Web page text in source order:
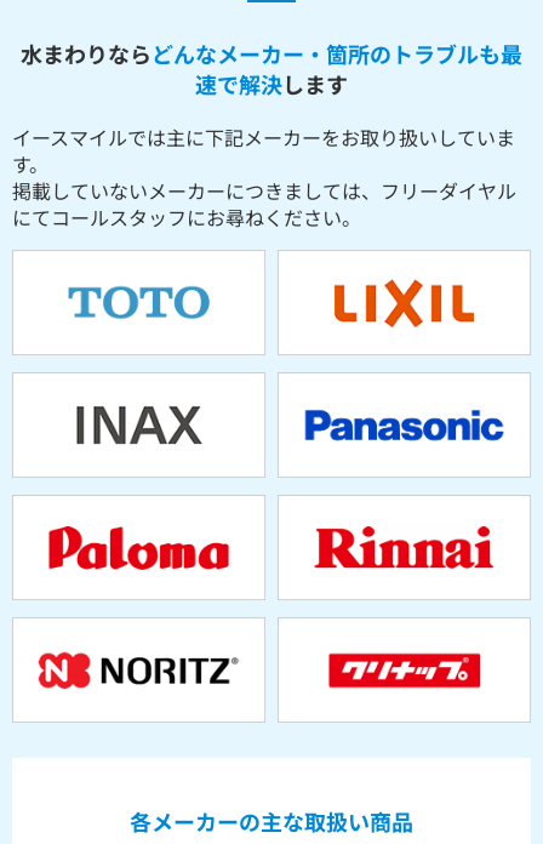
水まわりならどんなメーカー・箇所のトラブルも最
速で解決します
イースマイルでは主に下記メーカーをお取り扱いしていま
す。
掲載していないメーカーにつきましては、フリーダイヤル
にてコールスタッフにお尋ねください。
各メーカーの主な取扱い商品